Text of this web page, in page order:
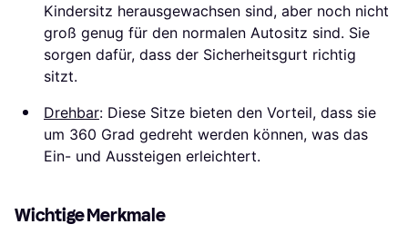
Kindersitz herausgewachsen sind, aber noch nicht
groß genug für den normalen Autositz sind. Sie
sorgen dafür, dass der Sicherheitsgurt richtig
sitzt.
Drehbar: Diese Sitze bieten den Vorteil, dass sie
um 360 Grad gedreht werden können, was das
Ein- und Aussteigen erleichtert.
Wichtige Merkmale